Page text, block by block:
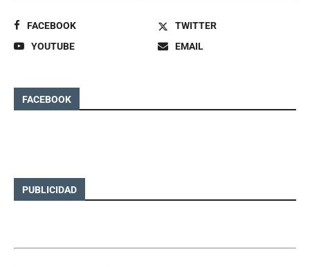
FACEBOOK
TWITTER
YOUTUBE
EMAIL
FACEBOOK
PUBLICIDAD